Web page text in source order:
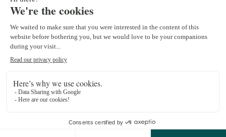
Camille Onkelinx
camille.onkelinx@npkf.ch